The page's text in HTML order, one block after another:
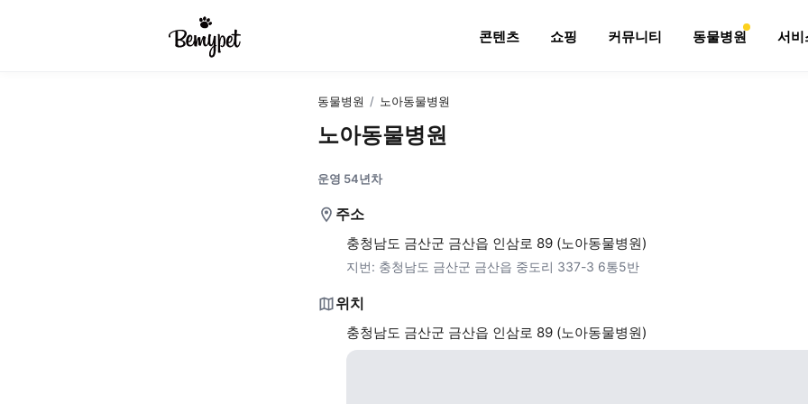
콘텐츠 쇼핑 커뮤니티 동물병원 서비
동물병원 / 노아동물병원
노아동물병원
운영 54년차
주소
충청남도 금산군 금산읍 인삼로 89 (노아동물병원)
지번: 충청남도 금산군 금산읍 중도리 337-3 6통5반
위치
충청남도 금산군 금산읍 인삼로 89 (노아동물병원)